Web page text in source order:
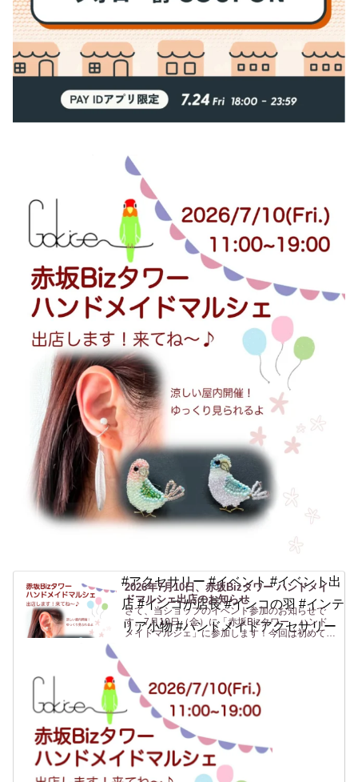
2026年7月10日、赤坂Bizタワー ハンドメイ
ドマルシェ出店のお知らせ
さて、当ショップのイベント参加のお知らせで
す。7月10日（金）に「赤坂Bizタワー ハンド
メイドマルシェ」に参加します！今回は初めての
たことがない「赤坂...
#アクセサリー #イベント #イベント出
店 #インコが店長 #インコの羽 #インテ
リア小物 #ハンドメイドアクセサリー